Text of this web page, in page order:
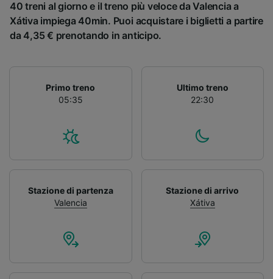
40 treni al giorno e il treno più veloce da Valencia a
Xátiva impiega 40min. Puoi acquistare i biglietti a partire
da 4,35 € prenotando in anticipo.
Primo treno
05:35
Ultimo treno
22:30
Stazione di partenza
Valencia
Stazione di arrivo
Xátiva